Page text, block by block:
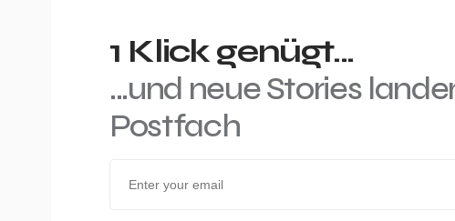
1 Klick genügt...
...und neue Stories
Postfach